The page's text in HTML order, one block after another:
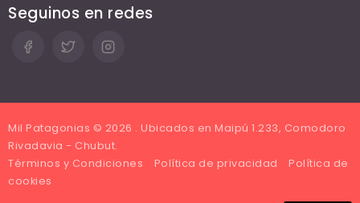
Seguinos en redes
Mil Patagonias © 2026 . Ubicados en Maipú 1.233, Comodoro
Rivadavia - Chubut.
Términos y Condiciones
Política de privacidad
Política de
cookies